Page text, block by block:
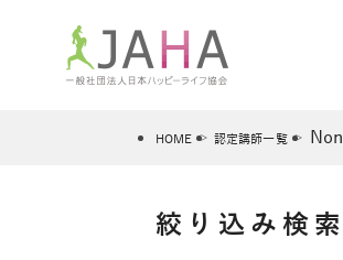
骨盤スリムヨガ
HOME 認定講師一覧 Non
絞り込み検索